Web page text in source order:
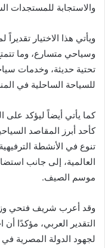
والاستجابة للمستجدات
ويأتي هذا الاختيار
وسياحي متسارع، وما
تحتية حديثة، وخدمات
للسياحة الساحلية في
كما يأتي أيضاً ليؤكد على
كأحد أبرز المقاصد
تنوع في الأنشطة
العالمية، إلى جانب
موسم الصيف.
وقد أعرب شريف فتحي وزير
التقدير العربي، مؤكدًا أن
لجهود الدولة المصرية